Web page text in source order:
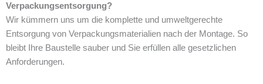
Verpackungsentsorgung?
Wir kümmern uns um die komplette und umweltgerechte
Entsorgung von Verpackungsmaterialien nach der Montage. So
bleibt Ihre Baustelle sauber und Sie erfüllen alle gesetzlichen
Anforderungen.